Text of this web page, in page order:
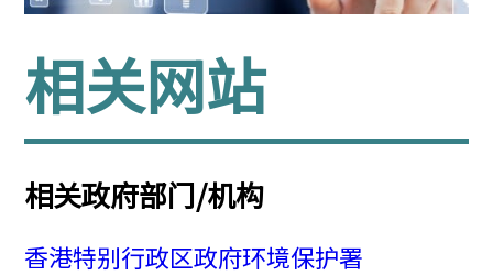
相关网站
相关政府部门/机构
香港特别行政区政府环境保护署